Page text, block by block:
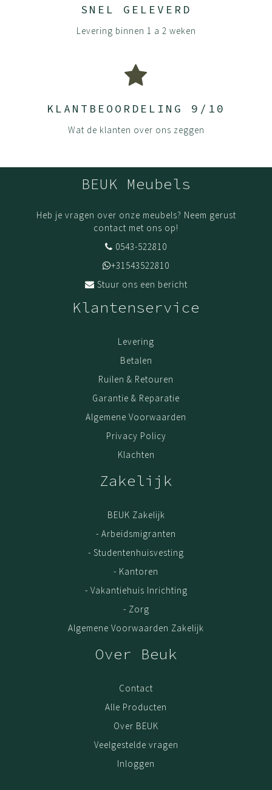
en het staat. Geen gereedschap nodig.
SNEL GELEVERD
Levering binnen 1 a 2 weken
KLANTBEOORDELING 9/10
Wat de klanten over ons zeggen
BEUK Meubels
Heb je vragen over onze meubels? Neem gerust
contact met ons op!
0543-522810
+31543522810
Stuur ons een bericht
Klantenservice
Levering
Betalen
Ruilen & Retouren
Garantie & Reparatie
Algemene Voorwaarden
Privacy Policy
Klachten
Zakelijk
BEUK Zakelijk
- Arbeidsmigranten
- Studentenhuisvesting
- Kantoren
- Vakantiehuis Inrichting
- Zorg
Algemene Voorwaarden Zakelijk
Over Beuk
Contact
Alle Producten
Over BEUK
Veelgestelde vragen
Inloggen